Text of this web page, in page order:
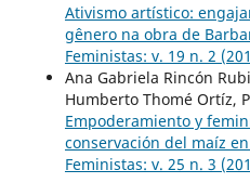
Ativismo artístico:
gênero na obra de
Feministas: v. 19 n. 2
Ana Gabriela Rincón
Humberto Thomé Ortíz,
Empoderamiento y
conservación del maíz
Feministas: v. 25 n. 3